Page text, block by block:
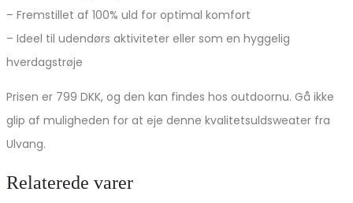
– Fremstillet af 100% uld for optimal komfort
– Ideel til udendørs aktiviteter eller som en hyggelig
hverdagstrøje
Prisen er 799 DKK, og den kan findes hos outdoornu. Gå ikke
glip af muligheden for at eje denne kvalitetsuldsweater fra
Ulvang.
Relaterede varer